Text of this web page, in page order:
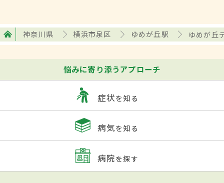
神奈川県 横浜市泉区 ゆめが丘駅 ゆめが丘
悩みに寄り添うアプローチ
症状を知る
病気を知る
病院を探す